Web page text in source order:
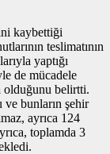
kaybettiği
teslimatının
yaptığı
de mücadele
olduğunu belirtti.
bunların şehir
ayrıca 124
toplamda 3